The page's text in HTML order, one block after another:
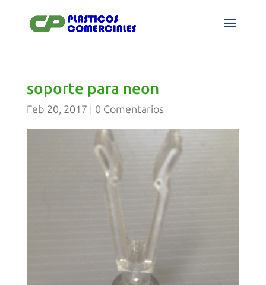
soporte para neon
Feb 20, 2017 0 Comentarios